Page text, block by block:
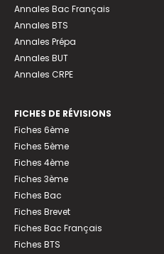
Annales Bac Français
Annales BTS
Annales Prépa
Annales BUT
Annales CRPE
FICHES DE RÉVISIONS
Fiches 6ème
Fiches 5ème
Fiches 4ème
Fiches 3ème
Fiches Bac
Fiches Brevet
Fiches Bac Français
Fiches BTS